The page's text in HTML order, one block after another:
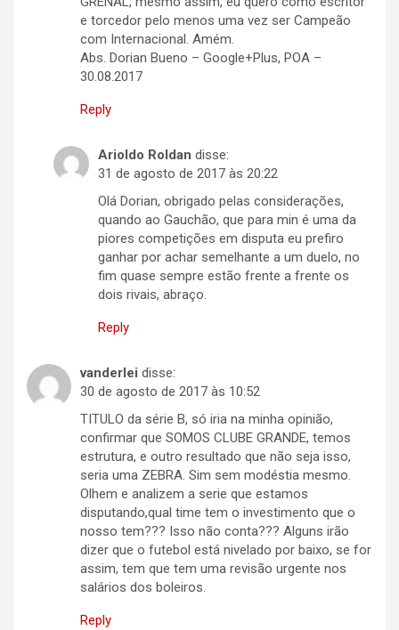
e torcedor pelo menos uma vez ser Campeão
com Internacional. Amém.
Abs. Dorian Bueno – Google+Plus, POA –
30.08.2017
Reply
Arioldo Roldan disse:
31 de agosto de 2017 às 20:22
Olá Dorian, obrigado pelas considerações,
quando ao Gauchão, que para min é uma da
piores competições em disputa eu prefiro
ganhar por achar semelhante a um duelo, no
fim quase sempre estão frente a frente os
dois rivais, abraço.
Reply
vanderlei disse:
30 de agosto de 2017 às 10:52
TITULO da série B, só iria na minha opinião,
confirmar que SOMOS CLUBE GRANDE, temos
estrutura, e outro resultado que não seja isso,
seria uma ZEBRA. Sim sem modéstia mesmo.
Olhem e analizem a serie que estamos
disputando,qual time tem o investimento que o
nosso tem??? Isso não conta??? Alguns irão
dizer que o futebol está nivelado por baixo, se for
assim, tem que tem uma revisão urgente nos
salários dos boleiros.
Reply